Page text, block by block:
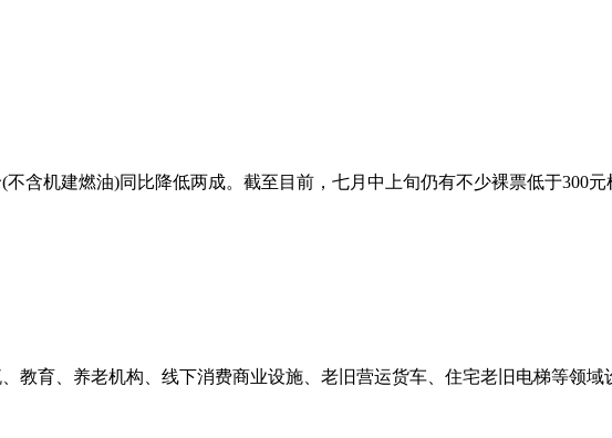
含机建燃油)同比降低两成。截至目前，七月中上旬仍有不少裸票低于300元
教育、养老机构、线下消费商业设施、老旧营运货车、住宅老旧电梯等领